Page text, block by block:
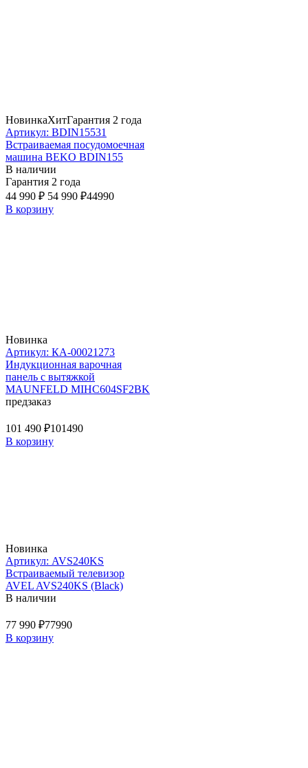
НовинкаХитГарантия 2 года
Артикул: BDIN15531
Встраиваемая посудомоечная
машина BEKO BDIN155
В наличии
Гарантия 2 года
44 990 ₽ 54 990 ₽44990
В корзину
Новинка
Артикул: КА-00021273
Индукционная варочная
панель с вытяжкой
MAUNFELD MIHC604SF2BK
предзаказ
101 490 ₽101490
В корзину
Новинка
Артикул: AVS240KS
Встраиваемый телевизор
AVEL AVS240KS (Black)
В наличии
77 990 ₽77990
В корзину